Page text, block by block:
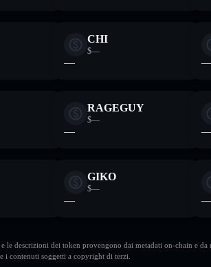
CHI
$—
—
RAGEGUY
$—
—
GIKO
$—
—
descrizioni dei token provengono dai metadati on-chain e
i contenuti soggetti a copyright di terzi.